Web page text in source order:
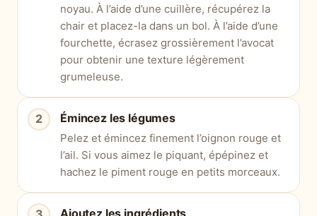
noyau. À l’aide d’une cuillère, récupérez la
chair et placez-la dans un bol. À l’aide d’une
fourchette, écrasez grossièrement l’avocat
pour obtenir une texture légèrement
grumeleuse.
Émincez les légumes
Pelez et émincez finement l’oignon rouge et
l’ail. Si vous aimez le piquant, épépinez et
hachez le piment rouge en petits morceaux.
Ajoutez les ingrédients